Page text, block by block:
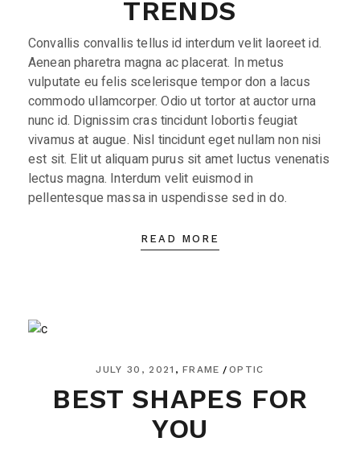
TRENDS
Convallis convallis tellus id interdum velit laoreet id.
Aenean pharetra magna ac placerat. In metus
vulputate eu felis scelerisque tempor don a lacus
commodo ullamcorper. Odio ut tortor at auctor urna
nunc id. Dignissim cras tincidunt lobortis feugiat
vivamus at augue. Nisl tincidunt eget nullam non nisi
est sit. Elit ut aliquam purus sit amet luctus venenatis
lectus magna. Interdum velit euismod in
pellentesque massa in uspendisse sed in do.
READ MORE
JULY 30, 2021 FRAME OPTIC
BEST SHAPES FOR
YOU